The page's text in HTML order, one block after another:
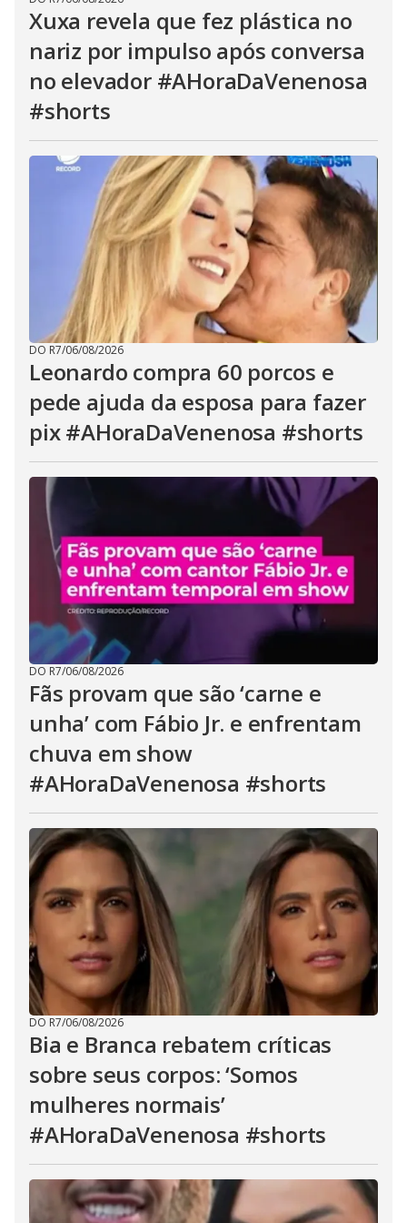
Xuxa revela que fez plástica no
nariz por impulso após conversa
no elevador #AHoraDaVenenosa
#shorts
DO R7/06/08/2026
Leonardo compra 60 porcos e
pede ajuda da esposa para fazer
pix #AHoraDaVenenosa #shorts
DO R7/06/08/2026
Fãs provam que são ‘carne e
unha’ com Fábio Jr. e enfrentam
chuva em show
#AHoraDaVenenosa #shorts
DO R7/06/08/2026
Bia e Branca rebatem críticas
sobre seus corpos: ‘Somos
mulheres normais’
#AHoraDaVenenosa #shorts